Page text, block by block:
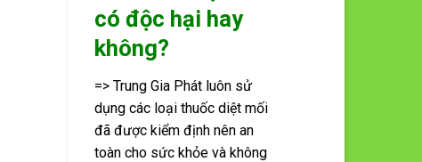
có độc hại hay
không?
=> Trung Gia Phát luôn sử
dụng các loại thuốc diệt mối
đã được kiểm định nên an
toàn cho sức khỏe và không